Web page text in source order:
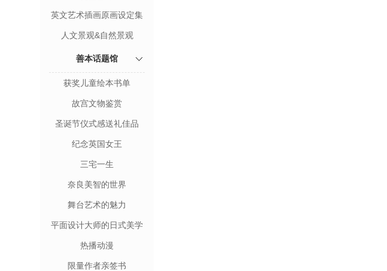
英文艺术插画原画设定集
人文景观&自然景观
善本话题馆
获奖儿童绘本书单
故宫文物鉴赏
圣诞节仪式感送礼佳品
纪念英国女王
三宅一生
奈良美智的世界
舞台艺术的魅力
平面设计大师的日式美学
热播动漫
限量作者亲签书